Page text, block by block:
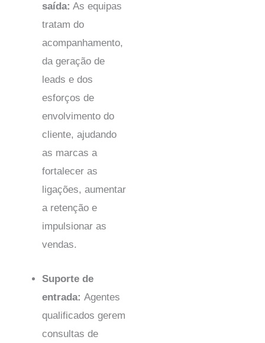
saída: As equipas
tratam do
acompanhamento,
da geração de
leads e dos
esforços de
envolvimento do
cliente, ajudando
as marcas a
fortalecer as
ligações, aumentar
a retenção e
impulsionar as
vendas.
Suporte de
entrada: Agentes
qualificados gerem
consultas de